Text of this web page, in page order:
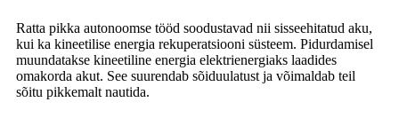
Ratta pikka autonoomse tööd soodustavad nii sisseehitatud aku,
kui ka kineetilise energia rekuperatsiooni süsteem. Pidurdamisel
muundatakse kineetiline energia elektrienergiaks laadides
omakorda akut. See suurendab sõiduulatust ja võimaldab teil
sõitu pikkemalt nautida.